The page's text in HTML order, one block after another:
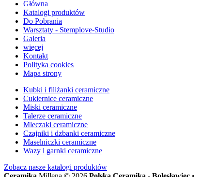
Główna
Katalogi produktów
Do Pobrania
Warsztaty - Stemplove-Studio
Galeria
więcej
Kontakt
Polityka cookies
Mapa strony
Kubki i filiżanki ceramiczne
Cukiernice ceramiczne
Miski ceramiczne
Talerze ceramiczne
Mleczaki ceramiczne
Czajniki i dzbanki ceramiczne
Maselniczki ceramiczne
Wazy i garnki ceramiczne
Zobacz nasze katalogi produktów